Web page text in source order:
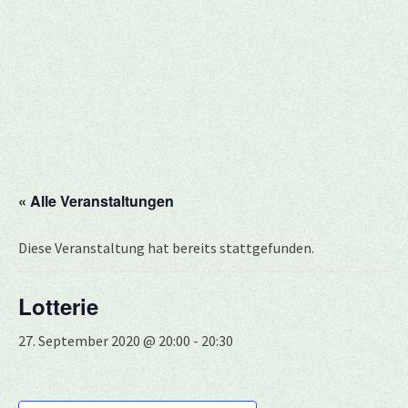
« Alle Veranstaltungen
Diese Veranstaltung hat bereits stattgefunden.
Lotterie
27. September 2020 @ 20:00 - 20:30